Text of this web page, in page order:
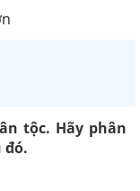
tộc. Hãy phân
đó.